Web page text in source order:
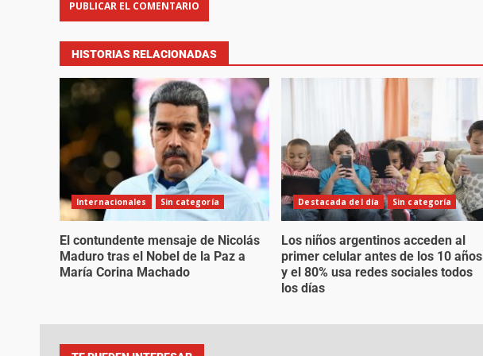
HISTORIAS RELACIONADAS
Internacionales Sin categoría
El contundente mensaje de Nicolás
Maduro tras el Nobel de la Paz a
María Corina Machado
Destacada del día Sin categoría
Los niños argentinos acceden al
primer celular antes de los 10 años
y el 80% usa redes sociales todos
los días